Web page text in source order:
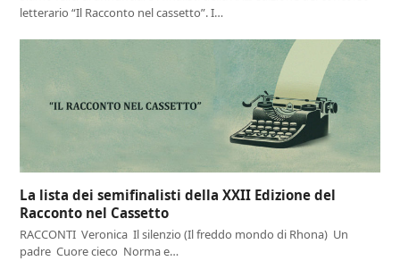
letterario “Il Racconto nel cassetto”. I…
La lista dei semifinalisti della XXII Edizione del
Racconto nel Cassetto
RACCONTI Veronica Il silenzio (Il freddo mondo di Rhona) Un
padre Cuore cieco Norma e…